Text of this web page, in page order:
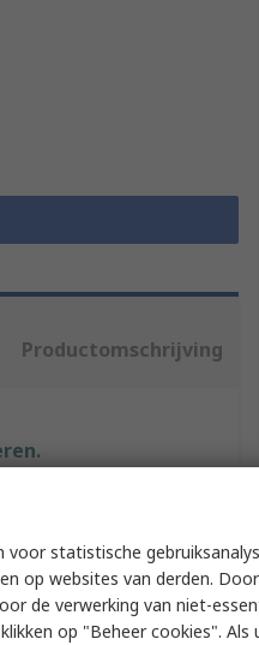
Productomschrijving
Accessory
voor statistische
op websites van derden.
de verwerking van niet-
op "Beheer cookies". Als